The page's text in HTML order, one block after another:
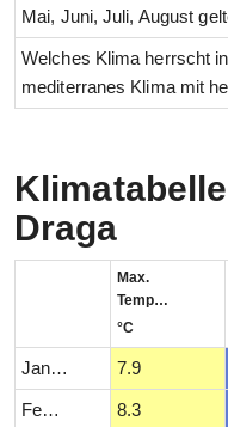
Mai, Juni, Juli, August
Welches Klima herrscht
mediterranes Klima mit
Draga
Max.
Temperatur
°C
Januar 7.9
Februar 8.3